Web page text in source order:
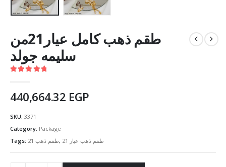
طقم ذهب كامل عيار21من
سليمه جولد
440,664.32 EGP
SKU: 3371
Category: Package
Tags:
طقم ذهب 21, طقم ذهب عيار 21